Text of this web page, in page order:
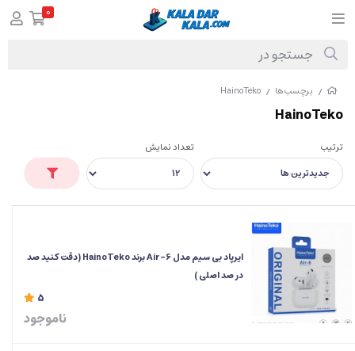
/ برچسب‌ها /
HainoTeko
HainoTeko
ترتیب تعداد نمایش
ایرپاد بی سیم مدل Air-6 برند HainoTeko (دقت کنید صد
در صد اصلی )
5
ناموجود
0